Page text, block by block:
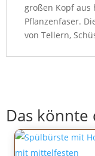
großen Kopf
Pflanzenfaser.
von Tellern,
Das